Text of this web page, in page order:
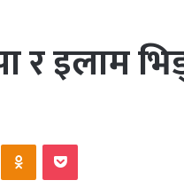
इलाम
Odnoklassniki
Pocket